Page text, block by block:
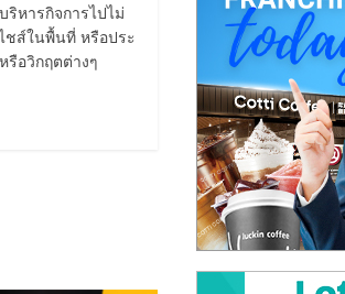
หารกิจการไปไม่
ชส์ในพื้นที่ หรือประ
รือวิกฤตต่างๆ